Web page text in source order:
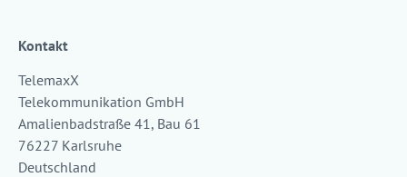
Kontakt
TelemaxX
Telekommunikation GmbH
Amalienbadstraße 41, Bau 61
76227 Karlsruhe
Deutschland